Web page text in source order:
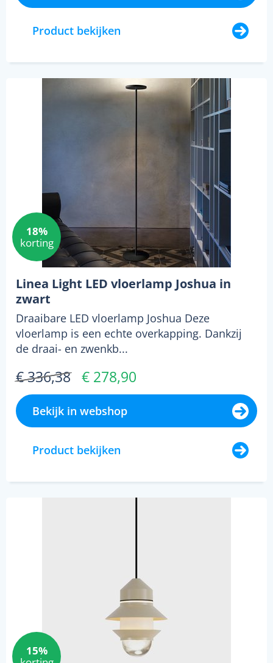
Product bekijken
18%
korting
Linea Light LED vloerlamp Joshua in
zwart
Draaibare LED vloerlamp Joshua Deze
vloerlamp is een echte overkapping. Dankzij
de draai- en zwenkb...
€ 336,38 € 278,90
Bekijk in webshop
Product bekijken
15%